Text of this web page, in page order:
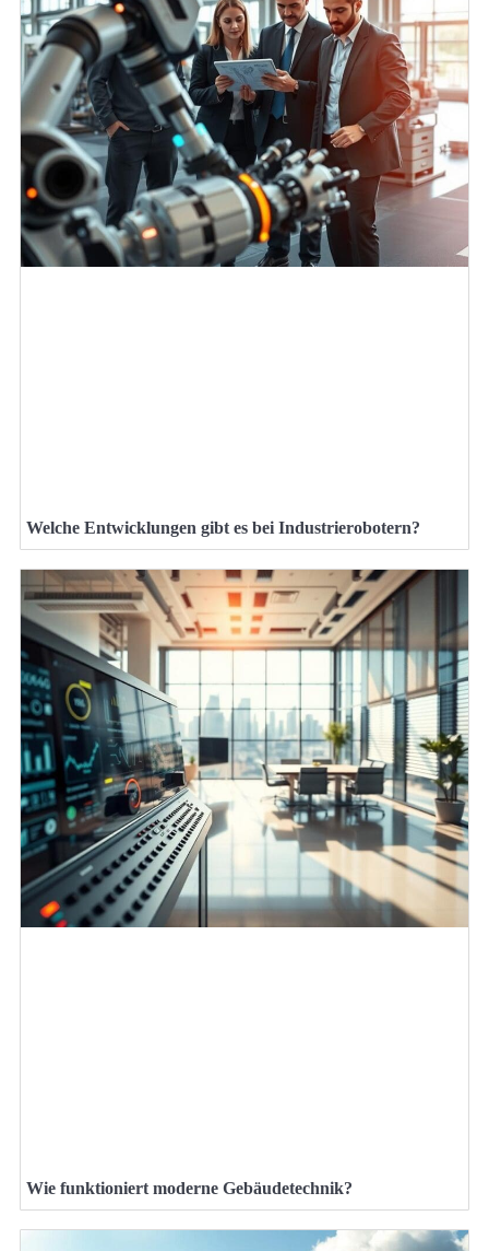
Welche Entwicklungen gibt es bei Industrierobotern?
Wie funktioniert moderne Gebäudetechnik?